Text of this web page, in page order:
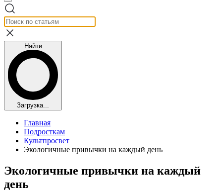
Найти
Загрузка...
Главная
Подросткам
Культпросвет
Экологичные привычки на каждый день
Экологичные привычки на каждый
день